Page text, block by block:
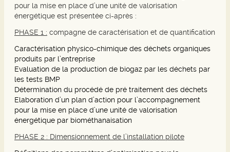
pour la mise en place d’une unité de valorisation
énergétique est présentée ci-après :
PHASE 1 : compagne de caractérisation et de quantification
Caractérisation physico-chimique des déchets organiques
produits par l’entreprise
Evaluation de la production de biogaz par les déchets par
les tests BMP
Détermination du procédé de pré traitement des déchets
Elaboration d’un plan d’action pour l’accompagnement
pour la mise en place d’une unité de valorisation
énergétique par biométhanaisation
PHASE 2 : Dimensionnement de l’installation pilote